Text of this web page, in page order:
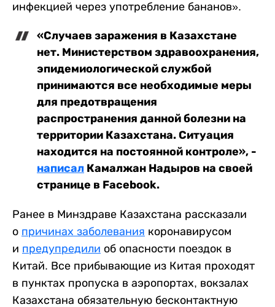
инфекцией через употребление бананов».
«Случаев заражения в Казахстане
нет. Министерством здравоохранения,
эпидемиологической службой
принимаются все необходимые меры
для предотвращения
распространения данной болезни на
территории Казахстана. Ситуация
находится на постоянной контроле», -
написал Камалжан Надыров на своей
странице в Facebook.
Ранее в Минздраве Казахстана рассказали
о причинах заболевания коронавирусом
и предупредили об опасности поездок в
Китай. Все прибывающие из Китая проходят
в пунктах пропуска в аэропортах, вокзалах
Казахстана обязательную бесконтактную